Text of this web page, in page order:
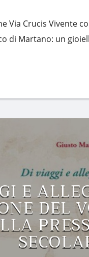
Via Crucis Vivente
di Martano: un
E
DEL